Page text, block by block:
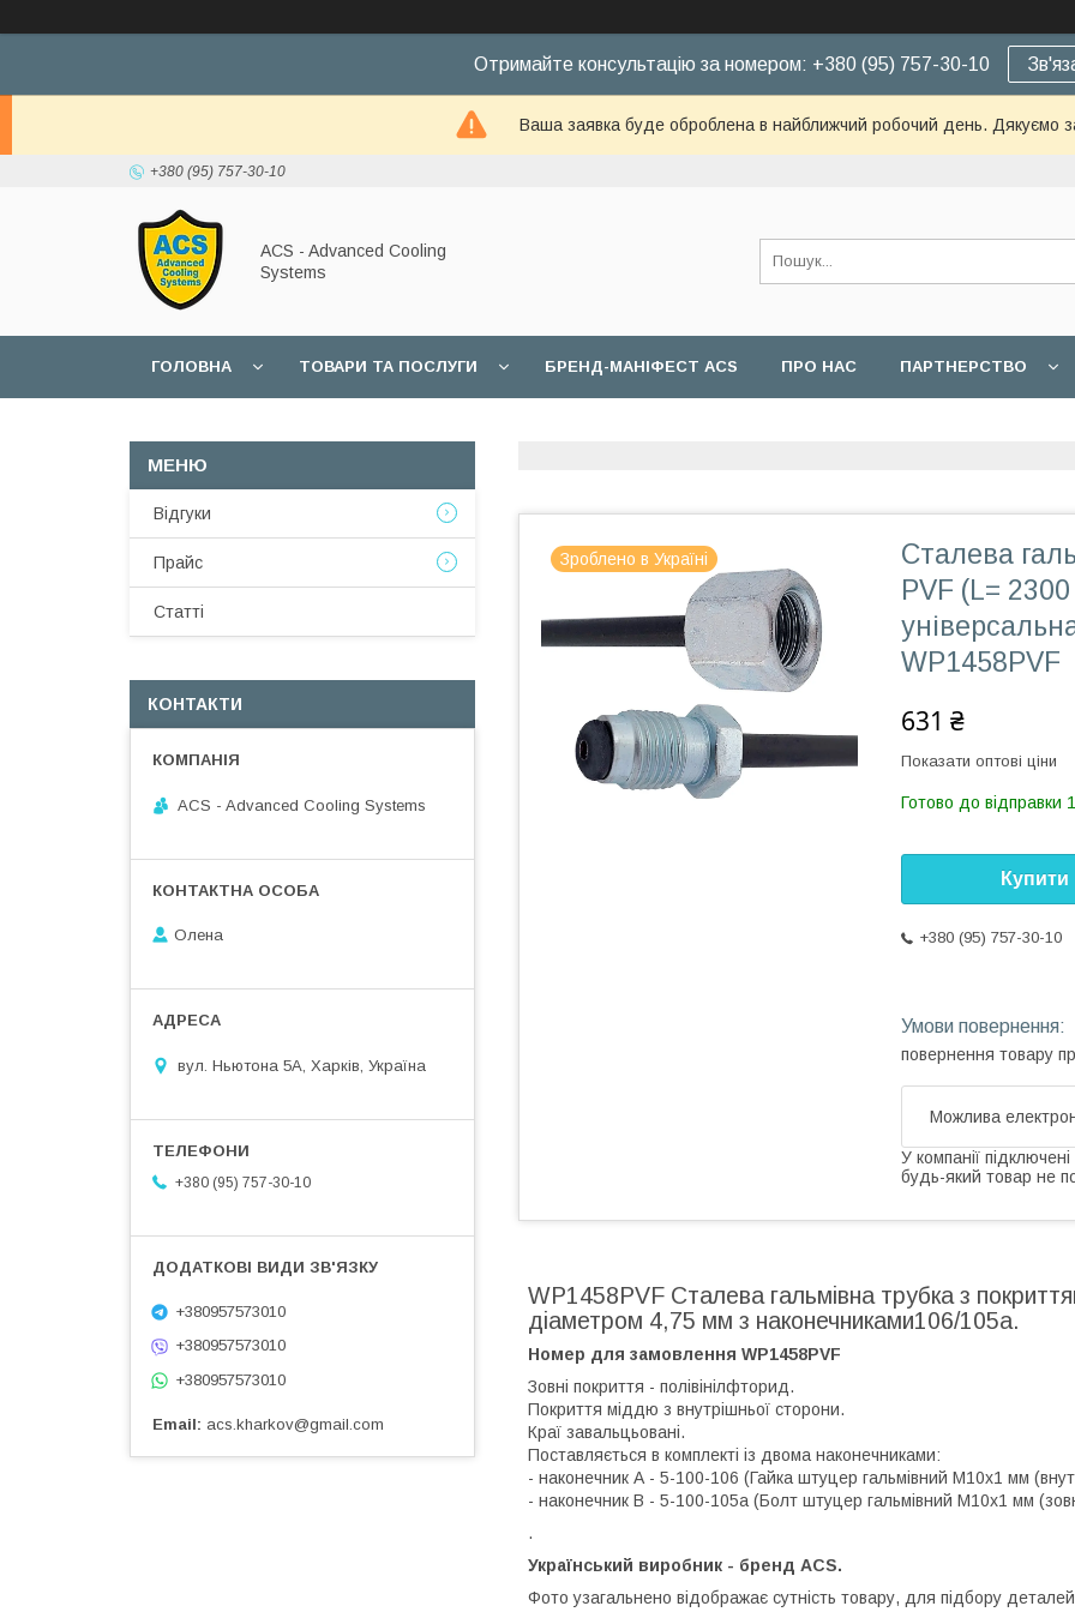
Отримайте консультацію за номером: +380 (95) 757-30-10
Ваша заявка буде оброблена в найближчий робочий день. Дякуємо
+380 (95) 757-30-10
ACS - Advanced Cooling
Systems
ГОЛОВНА ТОВАРИ ТА ПОСЛУГИ БРЕНД-МАНІФЕСТ ACS ПРО НАС ПАРТНЕРСТВО
Зроблено в Україні
Сталева
PVF (L=
WP1458PVF
631 ₴
Показати оптові ціни
Готово до відправки
Купити
+380 (95) 757-30-10
повернення товару
У компанії
будь-який товар не
WP1458PVF Сталева гальмівна трубка з
діаметром 4,75 мм з наконечниками106/105а.
Номер для замовлення WP1458PVF
Зовні покриття - полівінілфторид.
Покриття міддю з внутрішньої сторони.
Краї завальцьовані.
Поставляється в комплекті із двома наконечниками:
- наконечник А - 5-100-106 (Гайка штуцер гальмівний М10х1 мм
- наконечник В - 5-100-105а (Болт штуцер гальмівний М10х1 мм
.
Український виробник - бренд ACS.
Фото узагальнено відображає сутність товару, для підбору
Відгуки
Прайс
Статті
КОНТАКТИ
ACS - Advanced Cooling Systems
Олена
вул. Ньютона 5А, Харків, Україна
+380 (95) 757-30-10
+380957573010
+380957573010
+380957573010
Email acs.kharkov@gmail.com